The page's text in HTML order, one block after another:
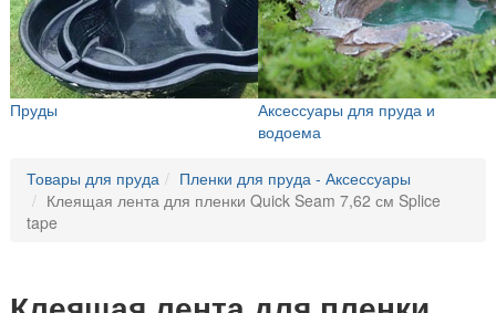
Пруды
Аксессуары для пруда и
водоема
Товары для пруда
Пленки для пруда - Аксессуары
Клеящая лента для пленки Quick Seam 7,62 см Splice
tape